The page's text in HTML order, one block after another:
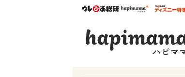
ウレぴあ総研ハピママ*